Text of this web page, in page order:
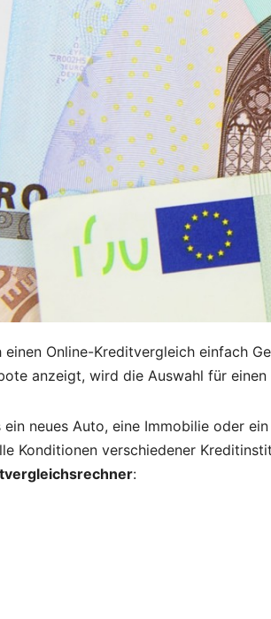
einen Online-Kreditvergleich einfach
anzeigt, wird die Auswahl für einen
ein neues Auto, eine Immobilie oder
Konditionen verschiedener
: